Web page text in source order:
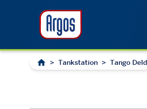
> Tankstation > Tango